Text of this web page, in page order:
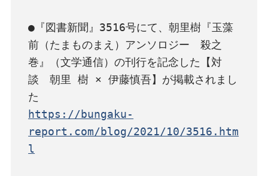
●『図書新聞』3516号にて、朝里樹『玉藻
前（たまものまえ）アンソロジー　殺之
巻』（文学通信）の刊行を記念した【対
談　朝里 樹 × 伊藤慎吾】が掲載されまし
https://bungaku-
report.com/blog/2021/10/3516.htm
l